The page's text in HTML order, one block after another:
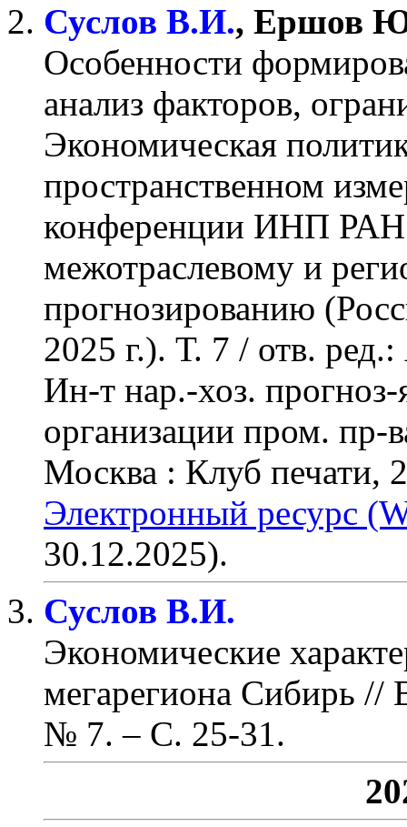
Суслов В.И., Ершов
Особенности
анализ факторов,
Экономическая
пространственном
конференции ИНП
межотраслевому и
прогнозированию
2025 г.). Т. 7 / отв.
Ин-т нар.-хоз.
организации пром. пр-
Москва : Клуб печати,
Электронный ресурс
30.12.2025).
Суслов В.И.
Экономические
мегарегиона Сибирь //
№ 7. – С. 25-31.